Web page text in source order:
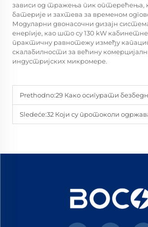
зависи од тражења пик
батерије и захтева за временом
Модуларни двонасочни дизајн
енергије, као што су 130 kW
практичну равнотежу између
скалабилности за већину
индустријских микромере.
Prethodno:29 Како осигурати безбедност у ПЦС-у за складиштење енергије
Sledeće:32 Који су протоколи одржавања за ПЦС